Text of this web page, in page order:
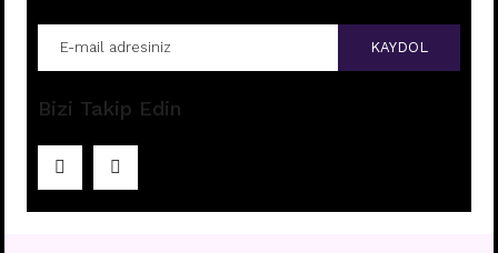
Fiyatları görebilmek içinüye girişi yapınız.
KAYDOL
Bizi Takip Edin